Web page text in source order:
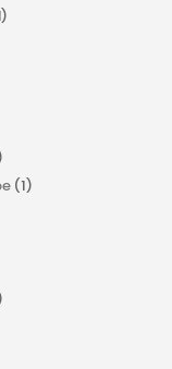
(1)